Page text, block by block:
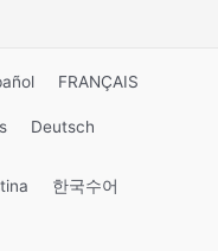
FRANÇAIS
Deutsch
한국수어